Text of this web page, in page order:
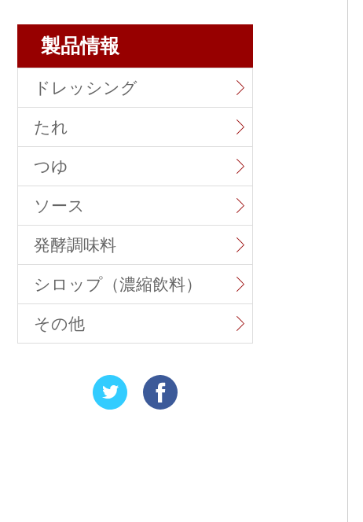
製品情報
ドレッシング
たれ
つゆ
ソース
発酵調味料
シロップ（濃縮飲料）
その他